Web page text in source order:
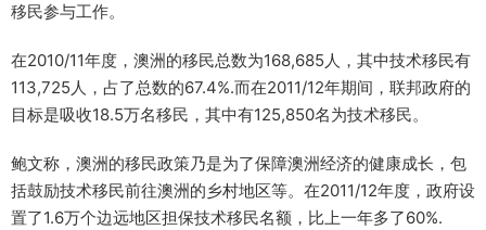
移民参与工作。
在2010/11年度，澳洲的移民总数为168,685人，其中技术移民有
113,725人，占了总数的67.4%.而在2011/12年期间，联邦政府的
目标是吸收18.5万名移民，其中有125,850名为技术移民。
鲍文称，澳洲的移民政策乃是为了保障澳洲经济的健康成长，包
括鼓励技术移民前往澳洲的乡村地区等。在2011/12年度，政府设
置了1.6万个边远地区担保技术移民名额，比上一年多了60%.